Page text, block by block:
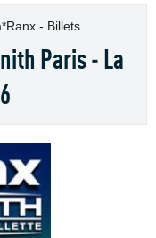
- Billets
Paris - La